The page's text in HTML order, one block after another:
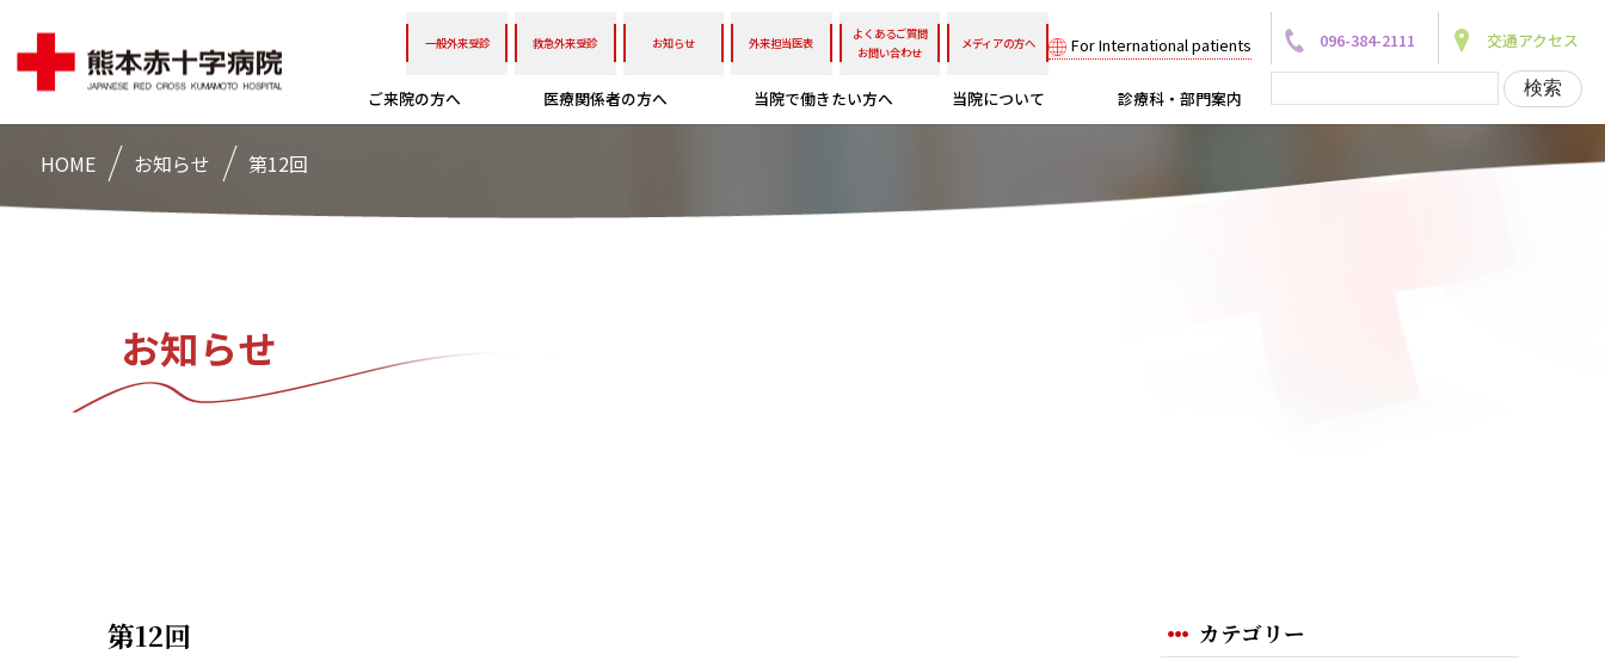
一般外来受診 救急外来受診 お知らせ 外来担当医表
よくあるご質問
お問い合わせ
メディアの方へ For International patients
ご来院の方へ 医療関係者の方へ 当院で働きたい方へ 当院について 診療科・部門案内
096-384-2111 交通アクセス
HOME お知らせ 第12回
お知らせ
第12回 カテゴリー